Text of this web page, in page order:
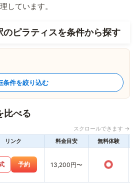
しています。
ピラティスを条件から探す
条件を絞り込む
比べる
スクロールできます →
リンク 料金目安 無料体験
予約 13,200円〜 ○